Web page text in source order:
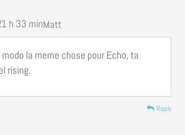
Matt
h 33 min
la meme chose pour Echo, ta
rising.
Reply